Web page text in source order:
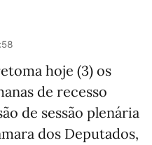
hoje (3) os
de recesso
de sessão plenária
dos Deputados,